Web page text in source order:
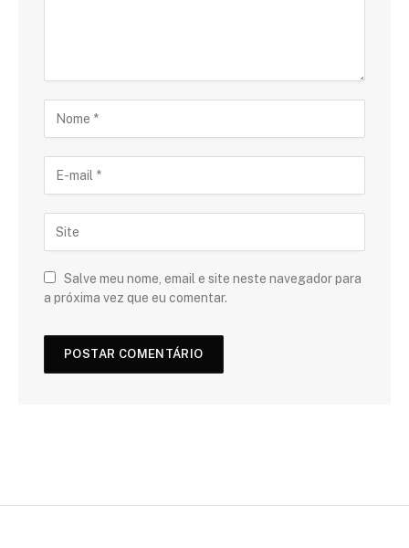
Salve meu nome, email e site neste navegador para
a próxima vez que eu comentar.